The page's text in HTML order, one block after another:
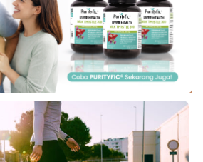
ARTIKEL
Redakan Nyeri Punggung
Administrator
June 30, 2024